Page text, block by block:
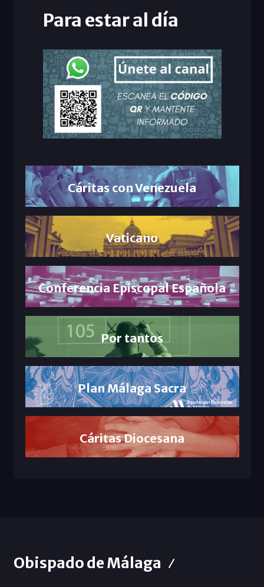
Para estar al día
Cáritas con Venezuela
Vaticano
Conferencia Episcopal Española
Por tantos
Plan Málaga Sacra
Cáritas Diocesana
Obispado de Málaga